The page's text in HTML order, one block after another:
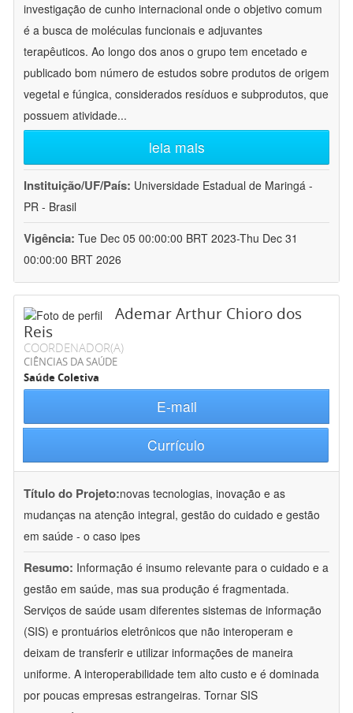
investigação de cunho internacional onde o objetivo comum
é a busca de moléculas funcionais e adjuvantes
terapêuticos. Ao longo dos anos o grupo tem encetado e
publicado bom número de estudos sobre produtos de origem
vegetal e fúngica, considerados resíduos e subprodutos, que
possuem atividade...
leia mais
Instituição/UF/País: Universidade Estadual de Maringá -
PR - Brasil
Vigência: Tue Dec 05 00:00:00 BRT 2023-Thu Dec 31
00:00:00 BRT 2026
Ademar Arthur Chioro dos
Reis
COORDENADOR(A)
CIÊNCIAS DA SAÚDE
Saúde Coletiva
E-mail
Currículo
Título do Projeto:novas tecnologias, inovação e as
mudanças na atenção integral, gestão do cuidado e gestão
em saúde - o caso ipes
Resumo: Informação é insumo relevante para o cuidado e a
gestão em saúde, mas sua produção é fragmentada.
Serviços de saúde usam diferentes sistemas de informação
(SIS) e prontuários eletrônicos que não interoperam e
deixam de transferir e utilizar informações de maneira
uniforme. A interoperabilidade tem alto custo e é dominada
por poucas empresas estrangeiras. Tornar SIS